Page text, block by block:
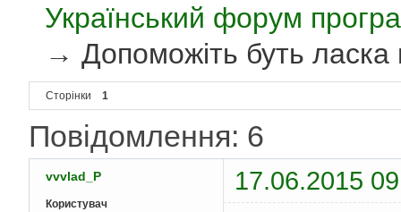
Український форум
→Допоможіть буть ласка
Сторінки 1
Повідомлення: 6
vvvlad_P 17.06.2015
Користувач